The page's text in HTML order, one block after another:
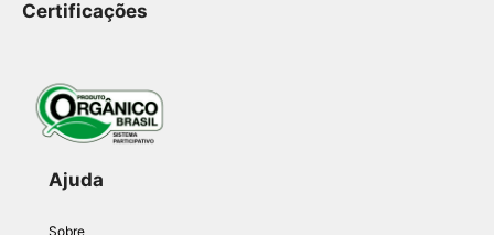
Certificações
Ajuda
Sobre